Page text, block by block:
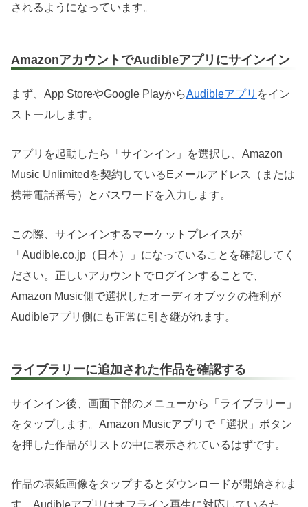
されるようになっています。
AmazonアカウントでAudibleアプリにサインイン
まず、App StoreやGoogle PlayからAudibleアプリ をイン
ストールします。
アプリを起動したら「サインイン」を選択し、Amazon
Music Unlimitedを契約しているEメールアドレス（または
携帯電話番号）とパスワードを入力します。
この際、サインインするマーケットプレイスが
「Audible.co.jp（日本）」になっていることを確認してく
ださい。正しいアカウントでログインすることで、
Amazon Music側で選択したオーディオブックの権利が
Audibleアプリ側にも正常に引き継がれます。
ライブラリーに追加された作品を確認する
サインイン後、画面下部のメニューから「ライブラリー」
をタップします。Amazon Musicアプリで「選択」ボタン
を押した作品がリストの中に表示されているはずです。
作品の表紙画像をタップするとダウンロードが開始されま